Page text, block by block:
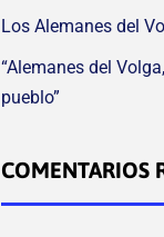
Los Alemanes del
“Alemanes del
pueblo”
COMENTARIOS